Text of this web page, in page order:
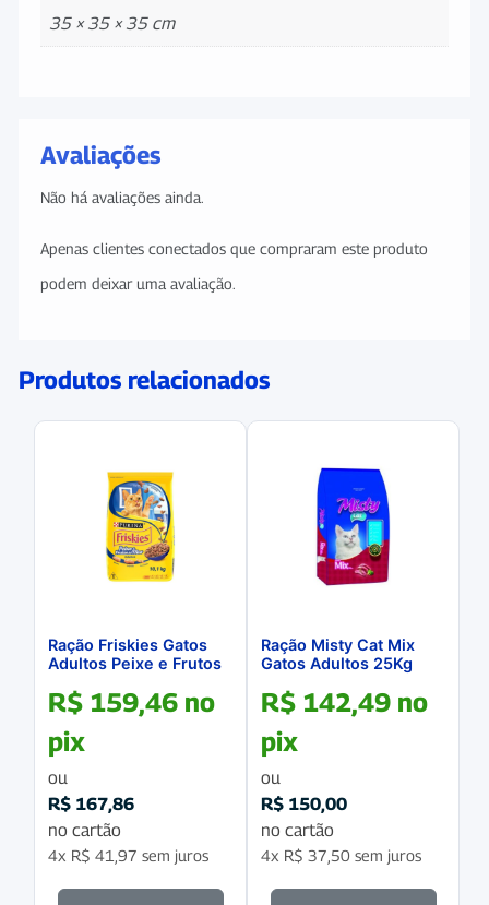
35 × 35 × 35 cm
Avaliações
Não há avaliações ainda.
Apenas clientes conectados que compraram este produto
podem deixar uma avaliação.
Produtos relacionados
Ração Friskies Gatos
Adultos Peixe e Frutos
R$ 159,46 no
pix
ou
R$ 167,86
no cartão
4x R$ 41,97 sem juros
Ração Misty Cat Mix
Gatos Adultos 25Kg
R$ 142,49 no
pix
ou
R$ 150,00
no cartão
4x R$ 37,50 sem juros